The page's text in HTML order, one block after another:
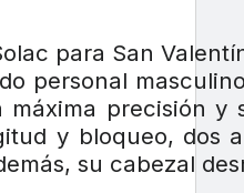
personal
precisión y
y bloqueo, dos
su cabezal